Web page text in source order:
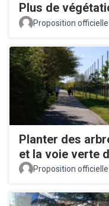
Plus de
Proposition officielle
Planter des
et la voie verte
Proposition officielle